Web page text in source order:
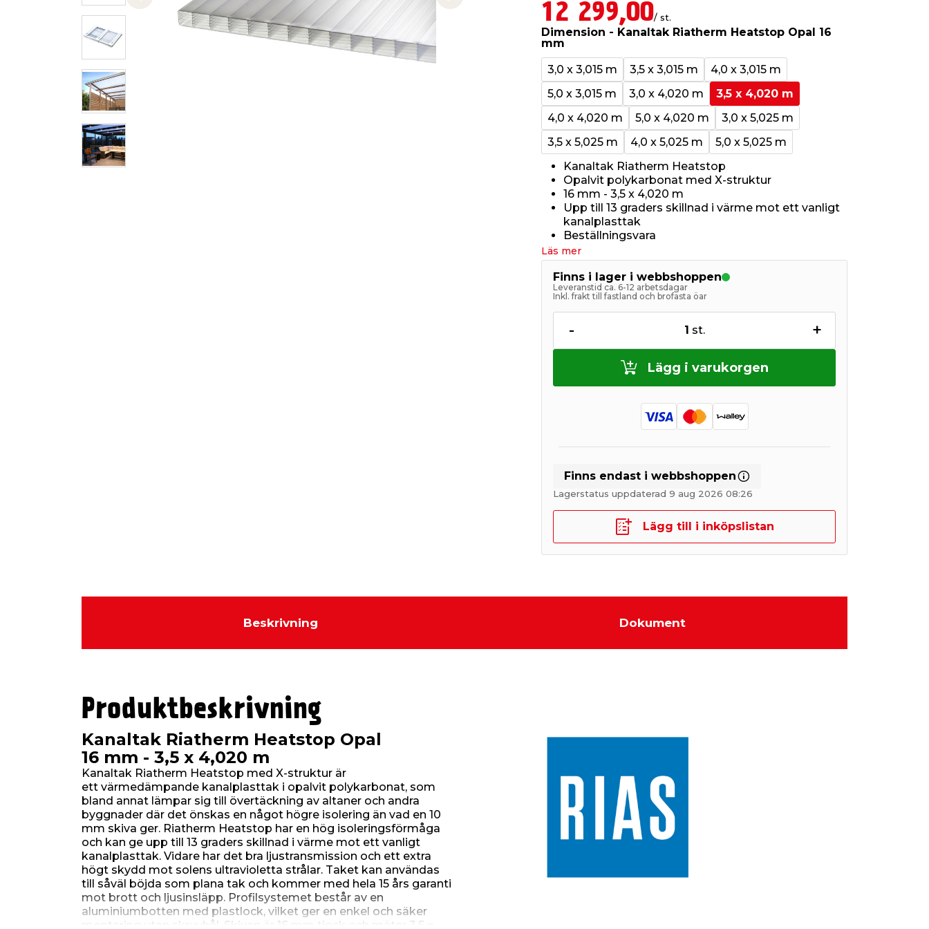
Previous slide Next slide 12 299,00/ st.
Dimension - Kanaltak Riatherm Heatstop Opal 16
mm
3,0 x 3,015 m
3,5 x 3,015 m
4,0 x 3,015 m
5,0 x 3,015 m
3,0 x 4,020 m
3,5 x 4,020 m
4,0 x 4,020 m
5,0 x 4,020 m
3,0 x 5,025 m
3,5 x 5,025 m
4,0 x 5,025 m
5,0 x 5,025 m
Kanaltak Riatherm Heatstop
Opalvit polykarbonat med X-struktur
16 mm - 3,5 x 4,020 m
Upp till 13 graders skillnad i värme mot ett vanligt
kanalplasttak
Beställningsvara
Läs mer
Finns i lager i webbshoppen
Leveranstid ca. 6-12 arbetsdagar
Inkl. frakt till fastland och brofasta öar
- 1 st. +
Lägg i varukorgen
Finns endast i webbshoppen
Lagerstatus uppdaterad 9 aug 2026 08:26
Lägg till i inköpslistan
Beskrivning Dokument
Produktbeskrivning
Kanaltak Riatherm Heatstop Opal
16 mm - 3,5 x 4,020 m
Kanaltak Riatherm Heatstop med X-struktur är
ett värmedämpande kanalplasttak i opalvit polykarbonat, som
bland annat lämpar sig till övertäckning av altaner och andra
byggnader där det önskas en något högre isolering än vad en 10
mm skiva ger. Riatherm Heatstop har en hög isoleringsförmåga
och kan ge upp till 13 graders skillnad i värme mot ett vanligt
kanalplasttak. Vidare har det bra ljustransmission och ett extra
högt skydd mot solens ultravioletta strålar. Taket kan användas
till såväl böjda som plana tak och kommer med hela 15 års garanti
mot brott och ljusinsläpp. Profilsystemet består av en
aluminiumbotten med plastlock, vilket ger en enkel och säker
montering utan skruvhål. Skivan är 16 mm tjock och mäter 3,5 x